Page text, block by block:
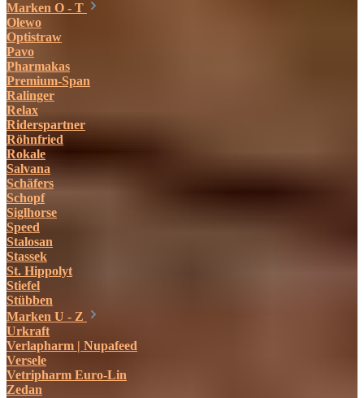
Marken O - T
Olewo
Optistraw
Pavo
Pharmakas
Premium-Span
Ralinger
Relax
Riderspartner
Röhnfried
Rokale
Salvana
Schäfers
Schopf
Siglhorse
Speed
Stalosan
Stassek
St. Hippolyt
Stiefel
Stübben
Marken U - Z
Urkraft
Verlapharm | Nupafeed
Versele
Vetripharm Euro-Lin
Zedan